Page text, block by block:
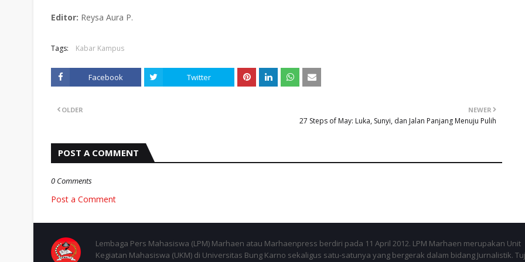
Editor: Reysa Aura P.
Tags: Kabar Kampus
Facebook Twitter
NEWER
27 Steps of May: Luka, Sunyi, dan Jalan Panjang Menuju Pulih
OLDER
POST A COMMENT
0 Comments
Post a Comment
Lembaga Pers Mahasiswa (LPM) Marhaen atau Marhaenpress berdiri pada 11 April 2012. LPM Marhaen merupakan Unit
Kegiatan Mahasiswa (UKM) di Universitas Bung Karno sekaligus satu-satunya yang bergerak dalam bidang Jurnalistik.